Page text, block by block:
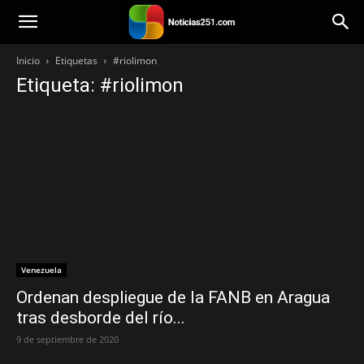
Noticias251
Inicio Etiquetas #riolimon
Etiqueta: #riolimon
Venezuela
Ordenan despliegue de la FANB en Aragua
tras desborde del río...
9 de septiembre de 2020